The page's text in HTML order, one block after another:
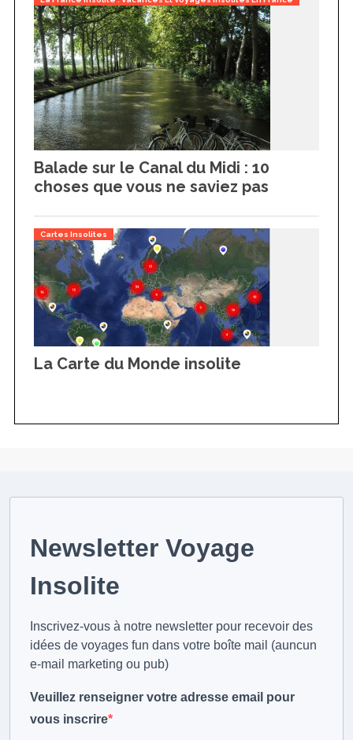
Balade sur le Canal du Midi : 10
choses que vous ne saviez pas
Cartes Insolites
La Carte du Monde insolite
Newsletter Voyage
Insolite
Inscrivez-vous à notre newsletter pour recevoir des
idées de voyages fun dans votre boîte mail (auncun
e-mail marketing ou pub)
Veuillez renseigner votre adresse email pour
vous inscrire